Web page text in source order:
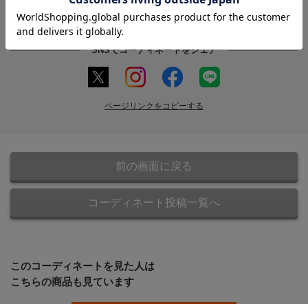
※Chrome、Safariなどのブラウザからご利用ください
SNSでコーディネートをシェア
ページリンクをコピーする
前の画面に戻る
コーディネート投稿一覧へ
このコーディネートを見た人は
こちらの商品も見ています